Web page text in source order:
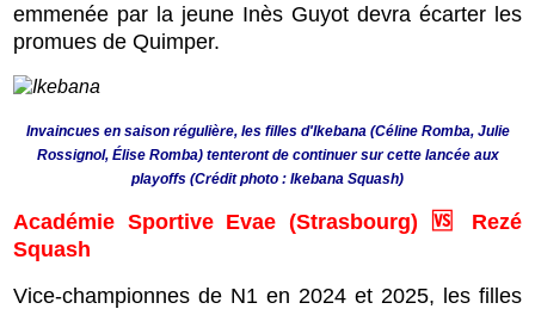
emmenée par la jeune Inès Guyot devra écarter les
promues de Quimper.
Invaincues en saison régulière, les filles d'Ikebana (Céline Romba, Julie
Rossignol, Élise Romba) tenteront de continuer sur cette lancée aux
playoffs (Crédit photo : Ikebana Squash)
Académie Sportive Evae (Strasbourg) 🆚 Rezé
Squash
Vice-championnes de N1 en 2024 et 2025, les filles